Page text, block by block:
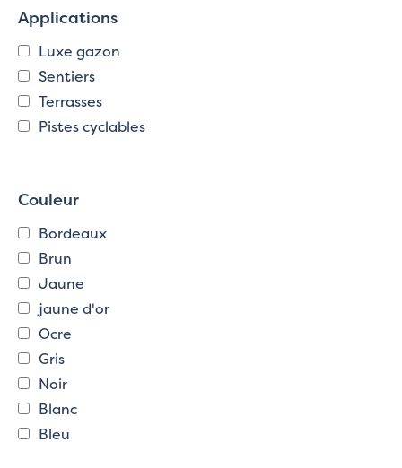
Applications
Luxe gazon
Sentiers
Terrasses
Pistes cyclables
Couleur
Bordeaux
Brun
Jaune
jaune d'or
Ocre
Gris
Noir
Blanc
Bleu